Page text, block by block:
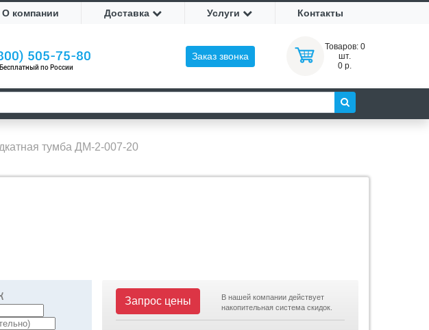
О компании Доставка Услуги Контакты
505-75-80
Бесплатный по России
Заказ звонка
Товаров: 0
шт.
0 р.
тумба ДМ-2-007-20
Запрос цены
В нашей компании действует
накопительная система скидок.